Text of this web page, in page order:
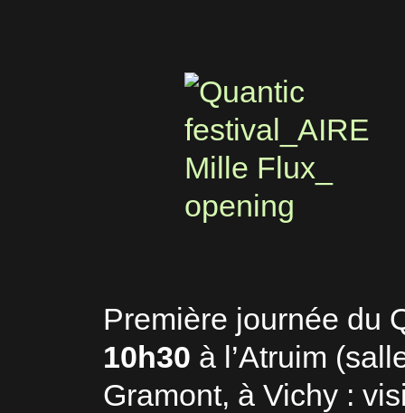
Première journée du
10h30 à l’Atruim
Gramont, à Vichy :